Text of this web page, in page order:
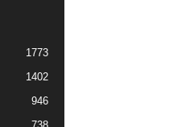
1773
1402
946